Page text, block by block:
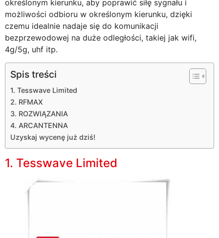
określonym kierunku, aby poprawić siłę sygnału i
możliwości odbioru w określonym kierunku, dzięki
czemu idealnie nadaje się do komunikacji
bezprzewodowej na duże odległości, takiej jak wifi,
4g/5g, uhf itp.
Spis treści
1. Tesswave Limited
2. RFMAX
3. ROZWIĄZANIA
4. ARCANTENNA
Uzyskaj wycenę już dziś!
1. Tesswave Limited